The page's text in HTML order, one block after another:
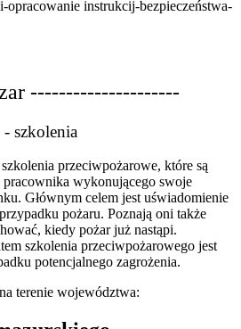
---------------------
- szkolenia
przeciwpożarowe, które są
wykonującego swoje
Głównym celem jest uświadomienie
pożaru. Poznają oni także
kiedy pożar już nastąpi.
szkolenia przeciwpożarowego jest
potencjalnego zagrożenia.
terenie województwa: